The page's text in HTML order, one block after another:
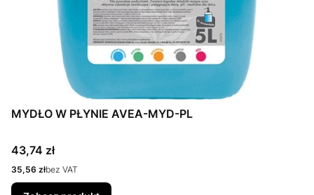
MYDŁO W PŁYNIE AVEA-MYD-PL
Cena
43,74 zł
Cena
35,56 złbez VAT